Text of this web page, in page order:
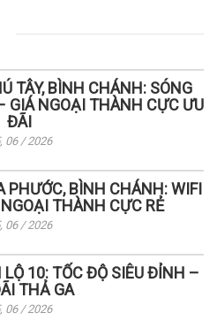
TÂY, BÌNH CHÁNH: SÓNG
GIÁ NGOẠI THÀNH CỰC ƯU
ĐÃI
06 / 2026
PHƯỚC, BÌNH CHÁNH: WIFI
THÀNH CỰC RẺ
06 / 2026
10: TỐC ĐỘ SIÊU ĐỈNH –
THẢ GA
06 / 2026